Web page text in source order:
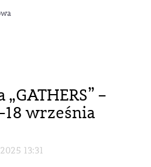
–
września
13:31